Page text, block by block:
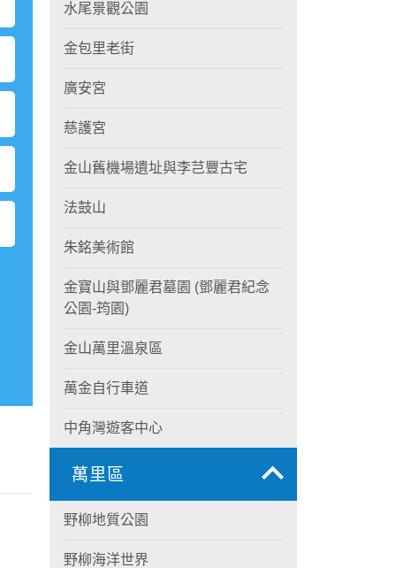
水尾景觀公園
金包里老街
廣安宮
慈護宮
金山舊機場遺址與李芑豐古宅
法鼓山
朱銘美術館
金寶山與鄧麗君墓園 (鄧麗君紀念
公園-筠園)
金山萬里溫泉區
萬金自行車道
中角灣遊客中心
萬里區
野柳地質公園
野柳海洋世界